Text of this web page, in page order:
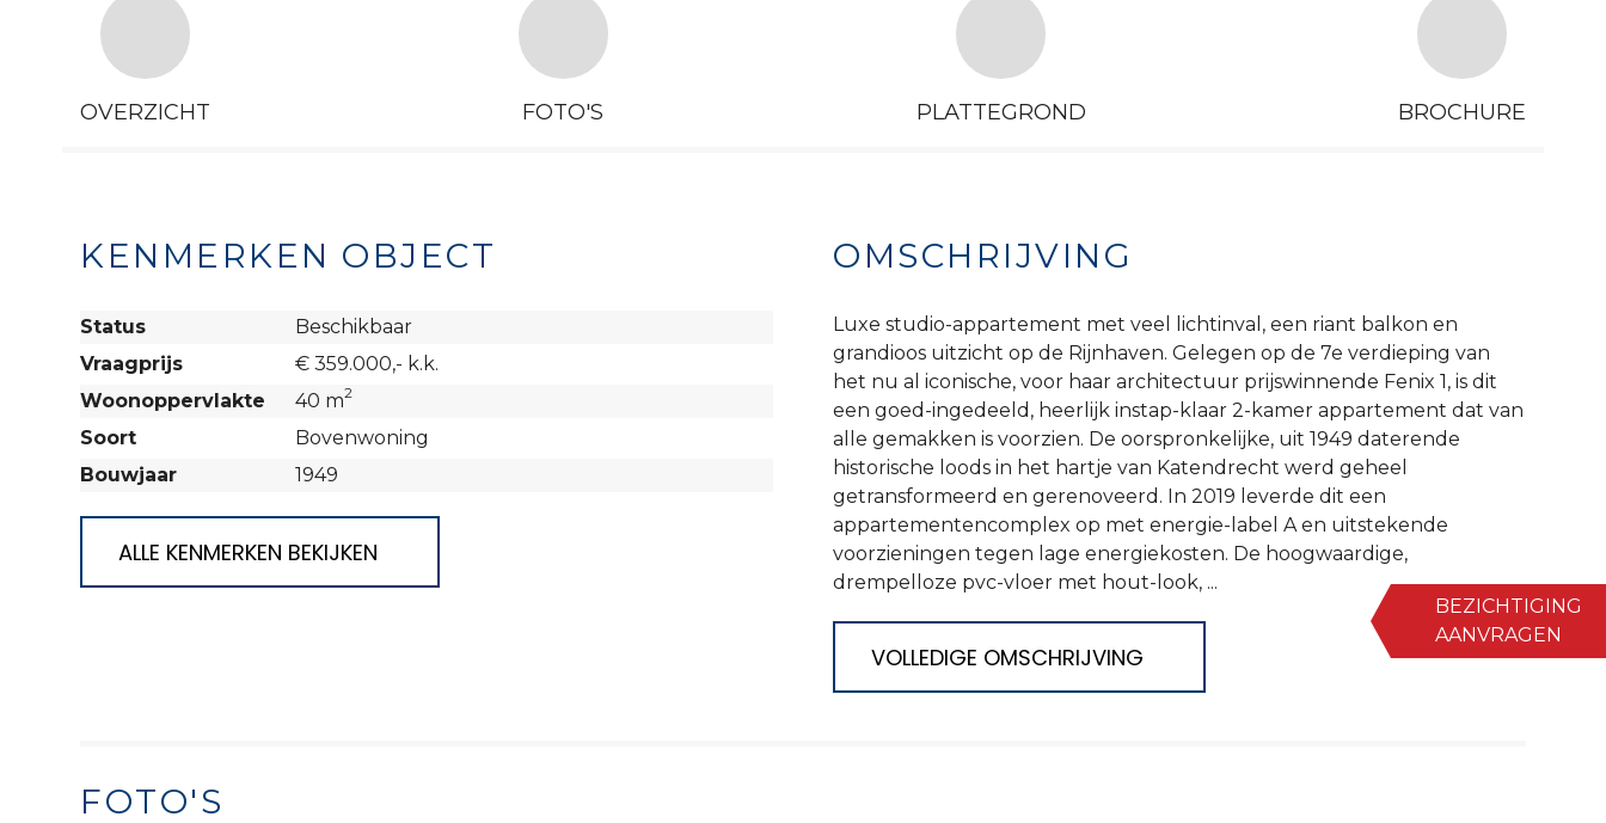
OVERZICHT FOTO'S PLATTEGROND BROCHURE
KENMERKEN OBJECT
Status
Beschikbaar
Vraagprijs
€ 359.000,- k.k.
Woonoppervlakte
40 m2
Soort
Bovenwoning
Bouwjaar
1949
ALLE KENMERKEN BEKIJKEN
OMSCHRIJVING
Luxe studio-appartement met veel lichtinval, een riant balkon en
grandioos uitzicht op de Rijnhaven. Gelegen op de 7e verdieping van
het nu al iconische, voor haar architectuur prijswinnende Fenix 1, is dit
een goed-ingedeeld, heerlijk instap-klaar 2-kamer appartement dat van
alle gemakken is voorzien. De oorspronkelijke, uit 1949 daterende
historische loods in het hartje van Katendrecht werd geheel
getransformeerd en gerenoveerd. In 2019 leverde dit een
appartementencomplex op met energie-label A en uitstekende
voorzieningen tegen lage energiekosten. De hoogwaardige,
drempelloze pvc-vloer met hout-look, ...
VOLLEDIGE OMSCHRIJVING
FOTO'S
BEZICHTIGING
AANVRAGEN